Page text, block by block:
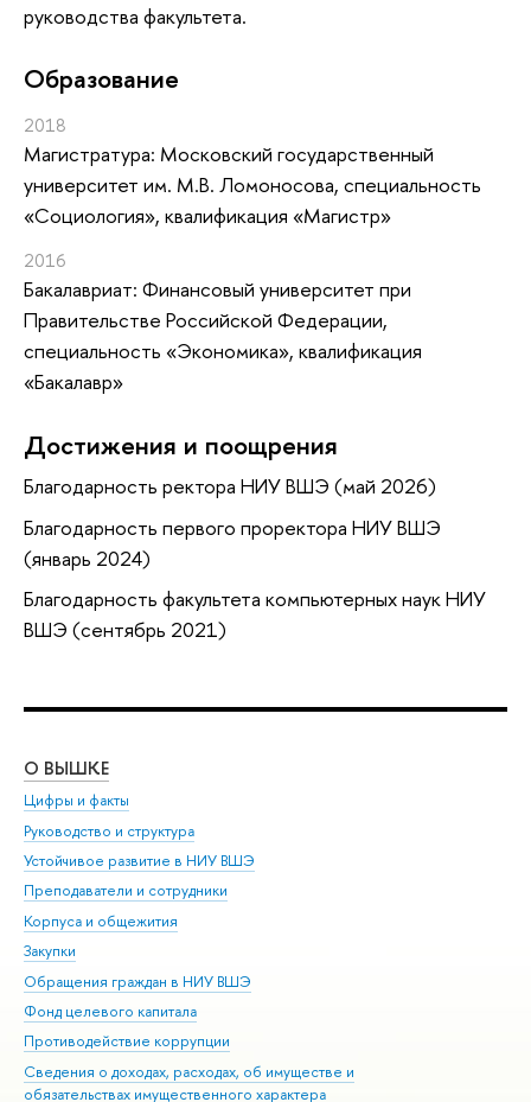
руководства факультета.
Oбразование
2018
Магистратура: Московский государственный
университет им. М.В. Ломоносова, специальность
«Социология», квалификация «Магистр»
2016
Бакалавриат: Финансовый университет при
Правительстве Российской Федерации,
специальность «Экономика», квалификация
«Бакалавр»
Достижения и поощрения
Благодарность ректора НИУ ВШЭ (май 2026)
Благодарность первого проректора НИУ ВШЭ
(январь 2024)
Благодарность факультета компьютерных наук НИУ
ВШЭ (сентябрь 2021)
О ВЫШКЕ
Цифры и факты
Руководство и структура
Устойчивое развитие в НИУ ВШЭ
Преподаватели и сотрудники
Корпуса и общежития
Закупки
Обращения граждан в НИУ ВШЭ
Фонд целевого капитала
Противодействие коррупции
Сведения о доходах, расходах, об имуществе и
обязательствах имущественного характера